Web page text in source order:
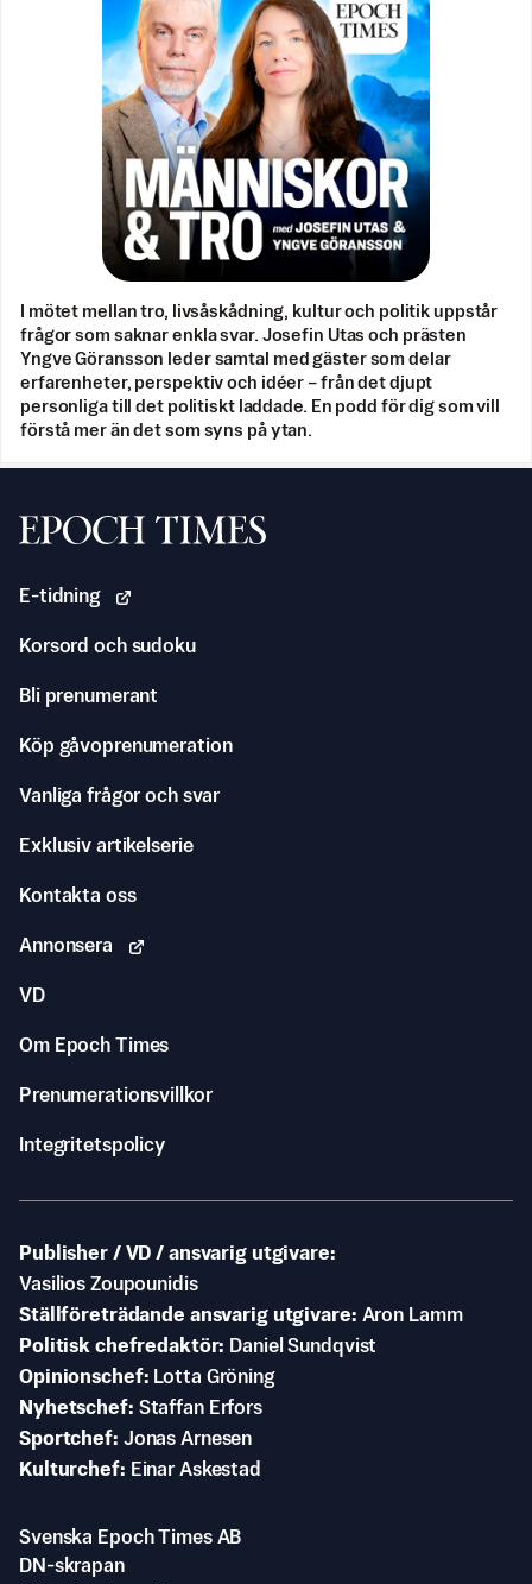
I mötet mellan tro, livsåskådning, kultur och politik uppstår
frågor som saknar enkla svar. Josefin Utas och prästen
Yngve Göransson leder samtal med gäster som delar
erfarenheter, perspektiv och idéer – från det djupt
personliga till det politiskt laddade. En podd för dig som vill
förstå mer än det som syns på ytan.
Svenska Epoch Times
E-tidning
Korsord och sudoku
Bli prenumerant
Köp gåvoprenumeration
Vanliga frågor och svar
Exklusiv artikelserie
Kontakta oss
Annonsera
VD
Om Epoch Times
Prenumerationsvillkor
Integritetspolicy
Publisher / VD / ansvarig utgivare
Vasilios Zoupounidis
Ställföreträdande ansvarig utgivare Aron Lamm
Politisk chefredaktör
Daniel Sundqvist
Opinionschef
Lotta Gröning
Nyhetschef Staffan Erfors
Sportchef Jonas Arnesen
Kulturchef
Einar Askestad
Svenska Epoch Times AB
DN-skrapan